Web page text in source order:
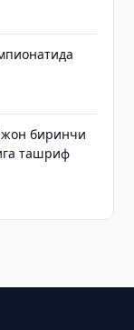
биринчи
ташриф